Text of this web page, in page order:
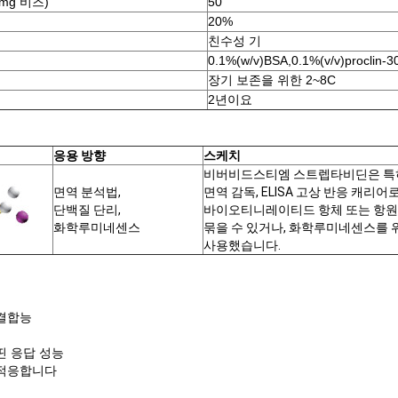
20%
친수성 기
0.1%(w/v)BSA,0.1%(v/v)proclin-
장기 보존을 위한 2~8C
2년이요
응용 방향 스케치
면역 분석법,
단백질 단리,
화학루미네센스
비버비드스티엠 스트렙타비딘은 특
면역 감독, ELISA 고상 반응 캐리어
바이오티니레이티드 항체 또는 항
묶을 수 있거나, 화학루미네센스를
사용했습니다.
합능
응답 성능
응합니다